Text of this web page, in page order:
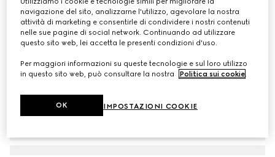
navigazione del sito, analizzarne l'utilizzo, agevolare la nostra
attività di marketing e consentirle di condividere i nostri contenuti
nelle sue pagine di social network. Continuando ad utilizzare
questo sito web, lei accetta le presenti condizioni d'uso.
Per maggiori informazioni su queste tecnologie e sul loro utilizzo
in questo sito web, può consultare la nostra
Politica sui cookie.
IMPOSTAZIONI COOKIE
OK